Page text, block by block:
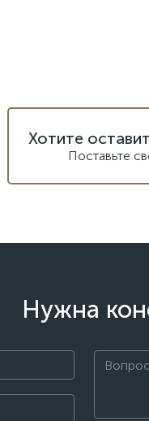
Хотите
Поставьте
Нужна